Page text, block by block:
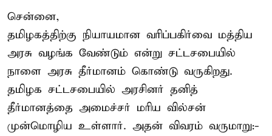
சென்னை,
தமிழகத்திற்கு நியாயமான வரிப்பகிர்வை மத்திய
அரசு வழங்க வேண்டும் என்று சட்டசபையில்
நாளை அரசு தீர்மானம் கொண்டு வருகிறது.
தமிழக சட்டசபையில் அரசினர் தனித்
தீர்மானத்தை அமைச்சர் மரிய வில்சன்
முன்மொழிய உள்ளார். அதன் விவரம் வருமாறு:-